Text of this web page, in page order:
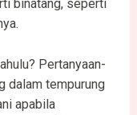
binatang, seperti
Pertanyaan-
dalam tempurung
apabila